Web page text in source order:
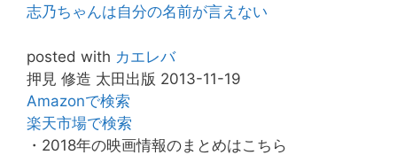
志乃ちゃんは自分の名前が言えない
posted with カエレバ
押見 修造 太田出版 2013-11-19
Amazonで検索
楽天市場で検索
・2018年の映画情報のまとめはこちら